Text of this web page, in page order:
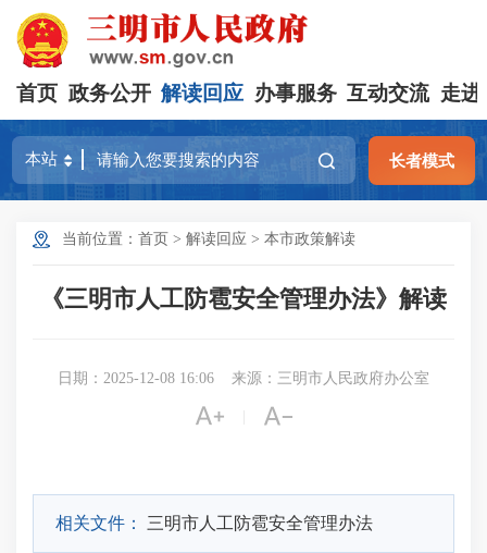
首页 政务公开 解读回应 办事服务 互动交流 走进
长者模式
当前位置： 首页 > 解读回应 > 本市政策解读
《三明市人工防雹安全管理办法》解读
日期：2025-12-08 16:06 来源：三明市人民政府办公室
 
相关文件： 三明市人工防雹安全管理办法